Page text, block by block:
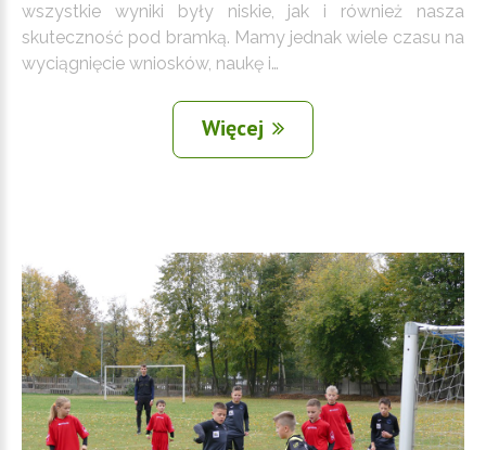
wszystkie wyniki były niskie, jak i również nasza
skuteczność pod bramką. Mamy jednak wiele czasu na
wyciągnięcie wniosków, naukę i…
Więcej